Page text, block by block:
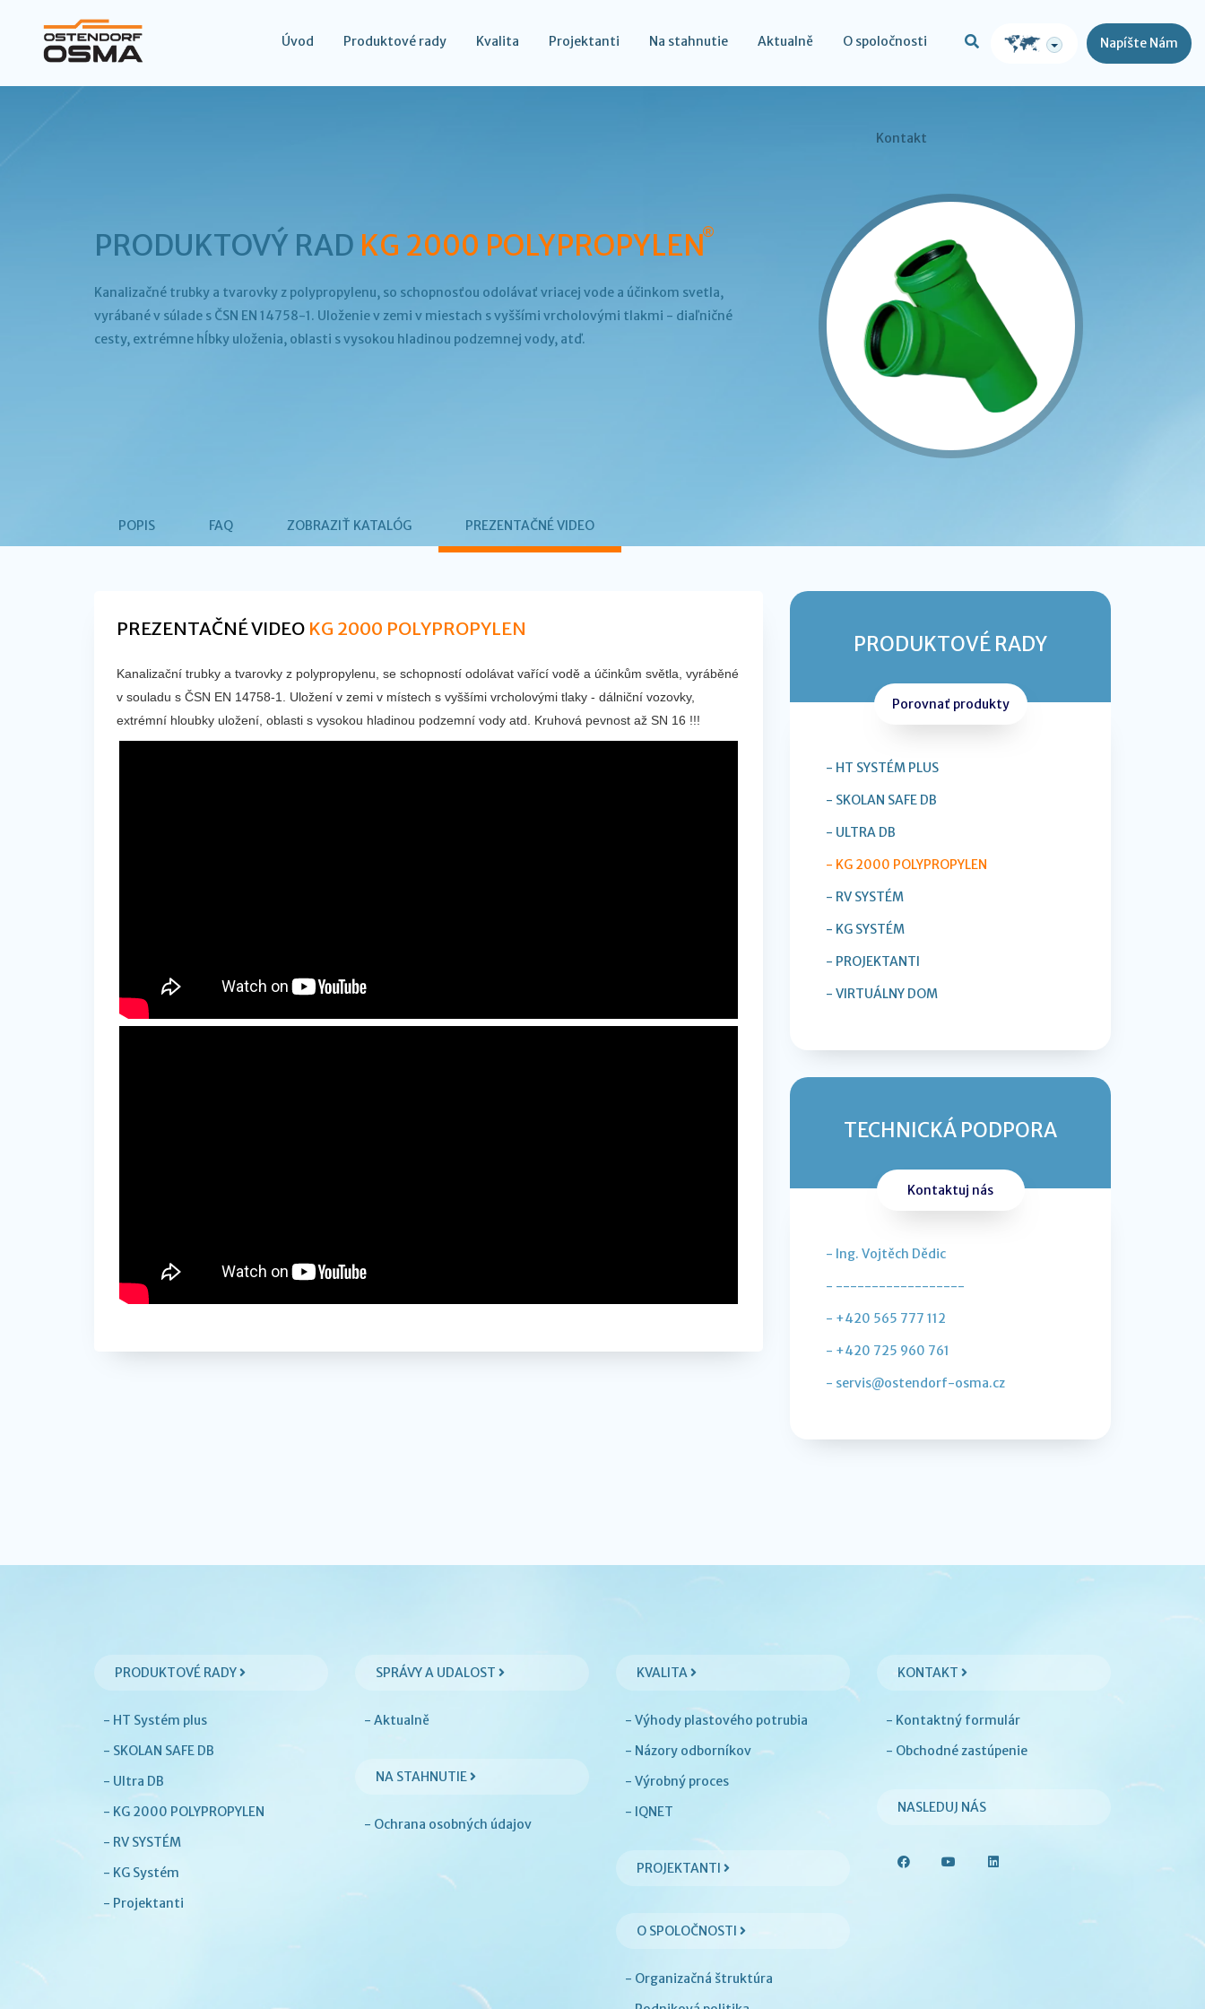
Úvod Produktové rady Kvalita Projektanti Na stahnutie Aktualně O spoločnosti
Kontakt
Napíšte Nám
PRODUKTOVÝ RAD KG 2000 POLYPROPYLEN
®
Kanalizačné trubky a tvarovky z polypropylenu, so schopnosťou odolávať vriacej vode a účinkom svetla,
vyrábané v súlade s ČSN EN 14758-1. Uloženie v zemi v miestach s vyššími vrcholovými tlakmi - diaľničné
cesty, extrémne hĺbky uloženia, oblasti s vysokou hladinou podzemnej vody, atď.
POPIS FAQ ZOBRAZIŤ KATALÓG PREZENTAČNÉ VIDEO
PREZENTAČNÉ VIDEO KG 2000 POLYPROPYLEN
Kanalizační trubky a tvarovky z polypropylenu, se schopností odolávat vařící vodě a účinkům světla, vyráběné
v souladu s ČSN EN 14758-1. Uložení v zemi v místech s vyššími vrcholovými tlaky - dálniční vozovky,
extrémní hloubky uložení, oblasti s vysokou hladinou podzemní vody atd. Kruhová pevnost až SN 16 !!!
PRODUKTOVÉ RADY
Porovnať produkty
- HT SYSTÉM PLUS
- SKOLAN SAFE DB
- ULTRA DB
- KG 2000 POLYPROPYLEN
- RV SYSTÉM
- KG SYSTÉM
- PROJEKTANTI
- VIRTUÁLNY DOM
TECHNICKÁ PODPORA
Kontaktuj nás
- Ing. Vojtěch Dědic
- ------------------
- +420 565 777 112
- +420 725 960 761
- servis@ostendorf-osma.cz
PRODUKTOVÉ RADY
- HT Systém plus
- SKOLAN SAFE DB
- Ultra DB
- KG 2000 POLYPROPYLEN
- RV SYSTÉM
- KG Systém
- Projektanti
SPRÁVY A UDALOST
- Aktualně
NA STAHNUTIE
- Ochrana osobných údajov
KVALITA
- Výhody plastového potrubia
- Názory odborníkov
- Výrobný proces
- IQNET
PROJEKTANTI
O SPOLOČNOSTI
- Organizačná štruktúra
KONTAKT
- Kontaktný formulár
- Obchodné zastúpenie
NASLEDUJ NÁS